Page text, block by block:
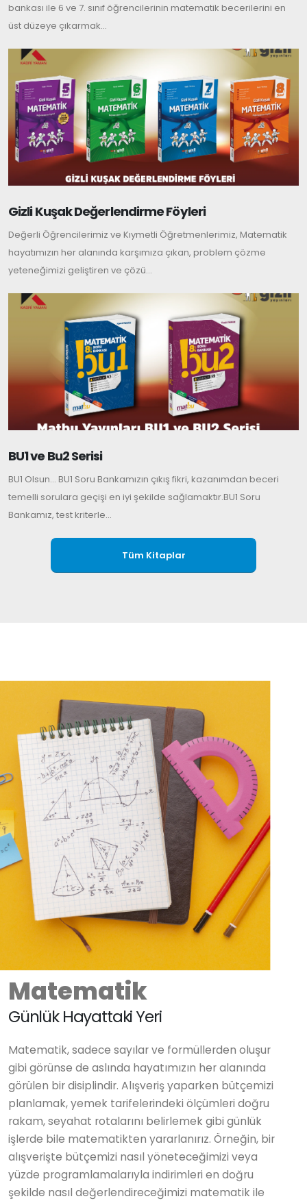
bankası ile 6 ve 7. sınıf öğrencilerinin matematik becerilerini en
üst düzeye çıkarmak...
Gizli Kuşak Değerlendirme Föyleri
Değerli Öğrencilerimiz ve Kıymetli Öğretmenlerimiz, Matematik
hayatımızın her alanında karşımıza çıkan, problem çözme
yeteneğimizi geliştiren ve çözü...
BU1 ve Bu2 Serisi
BU1 Olsun... BU1 Soru Bankamızın çıkış fikri, kazanımdan beceri
temelli sorulara geçişi en iyi şekilde sağlamaktır.BU1 Soru
Bankamız, test kriterle...
Tüm Kitaplar
Matematik
Günlük Hayattaki Yeri
Matematik, sadece sayılar ve formüllerden oluşur
gibi görünse de aslında hayatımızın her alanında
görülen bir disiplindir. Alışveriş yaparken bütçemizi
planlamak, yemek tarifelerindeki ölçümleri doğru
rakam, seyahat rotalarını belirlemek gibi günlük
işlerde bile matematikten yararlanırız. Örneğin, bir
alışverişte bütçemizi nasıl yöneteceğimizi veya
yüzde programlamalarıyla indirimleri en doğru
şekilde nasıl değerlendireceğimizi matematik ile